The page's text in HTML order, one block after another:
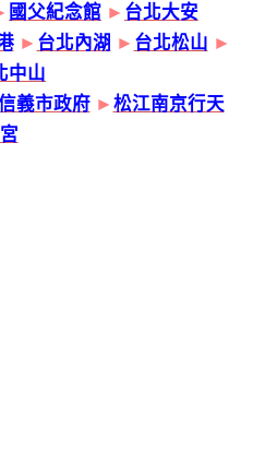
國父紀念館 ► 台北大安
► 台北內湖 ► 台北松山 ►
中山
義市政府► 松江南京行天
宮